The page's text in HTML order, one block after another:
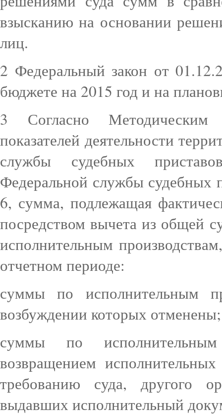
взысканию на основании
лиц.
2 Федеральный закон от
бюджете на 2015 год и на
3 Согласно Методическим
показателей деятельности
службы судебных
Федеральной службы судебных
6, сумма, подлежащая
посредством вычета из общей
исполнительным
отчетном периоде:
суммы по исполнительным
возбуждении которых отменены;
суммы по исполнительным
возвращением
требованию суда, другого
выдавших исполнительный